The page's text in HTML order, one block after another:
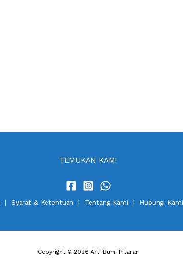
TEMUKAN KAMI
| Syarat & Ketentuan | Tentang Kami | Hubungi Kami
Copyright © 2026 Arti Bumi Intaran